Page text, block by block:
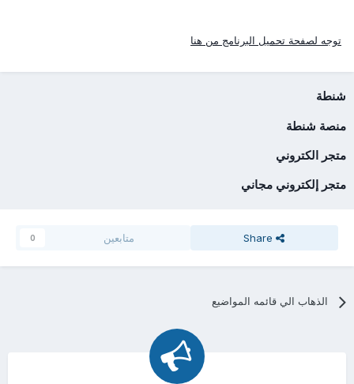
توجه لصفحة تحميل البرنامج من هنا
شنطة
منصة شنطة
متجر الكتروني
متجر إلكتروني مجاني
Share متابعين 0
الذهاب الي قائمه المواضيع